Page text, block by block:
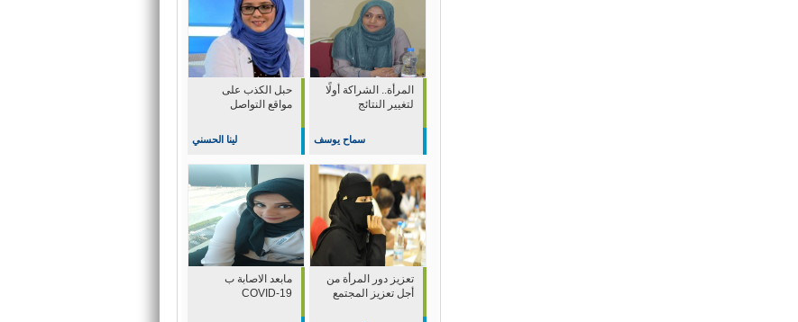
حبل الكذب على
مواقع التواصل
لينا الحسني
المرأة.. الشراكة أولًا
لتغيير النتائج
سماح يوسف
مابعد الاصابة ب
COVID-19
تعزيز دور المرأة من
أجل تعزيز المجتمع